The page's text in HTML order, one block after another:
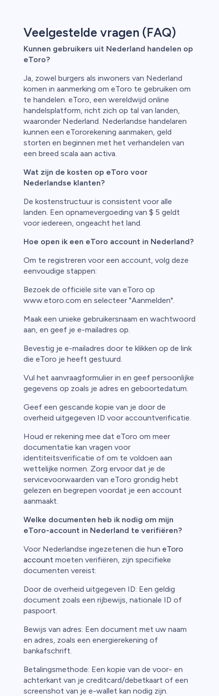
Veelgestelde vragen (FAQ)
Kunnen gebruikers uit Nederland handelen op
eToro?
Ja, zowel burgers als inwoners van Nederland
komen in aanmerking om eToro te gebruiken om
te handelen. eToro, een wereldwijd online
handelsplatform, richt zich op tal van landen,
waaronder Nederland. Nederlandse handelaren
kunnen een eTororekening aanmaken, geld
storten en beginnen met het verhandelen van
een breed scala aan activa.
Wat zijn de kosten op eToro voor
Nederlandse klanten?
De kostenstructuur is consistent voor alle
landen. Een opnamevergoeding van $ 5 geldt
voor iedereen, ongeacht het land.
Hoe open ik een eToro account in Nederland?
Om te registreren voor een account, volg deze
eenvoudige stappen:
Bezoek de officiële site van eToro op
www.etoro.com en selecteer "Aanmelden".
Maak een unieke gebruikersnaam en wachtwoord
aan, en geef je e-mailadres op.
Bevestig je e-mailadres door te klikken op de link
die eToro je heeft gestuurd.
Vul het aanvraagformulier in en geef persoonlijke
gegevens op zoals je adres en geboortedatum.
Geef een gescande kopie van je door de
overheid uitgegeven ID voor accountverificatie.
Houd er rekening mee dat eToro om meer
documentatie kan vragen voor
identiteitsverificatie of om te voldoen aan
wettelijke normen. Zorg ervoor dat je de
servicevoorwaarden van eToro grondig hebt
gelezen en begrepen voordat je een account
aanmaakt.
Welke documenten heb ik nodig om mijn
eToro-account in Nederland te verifiëren?
Voor Nederlandse ingezetenen die hun eToro
account moeten verifiëren, zijn specifieke
documenten vereist:
Door de overheid uitgegeven ID: Een geldig
document zoals een rijbewijs, nationale ID of
paspoort.
Bewijs van adres: Een document met uw naam
en adres, zoals een energierekening of
bankafschrift.
Betalingsmethode: Een kopie van de voor- en
achterkant van je creditcard/debetkaart of een
screenshot van je e-wallet kan nodig zijn.